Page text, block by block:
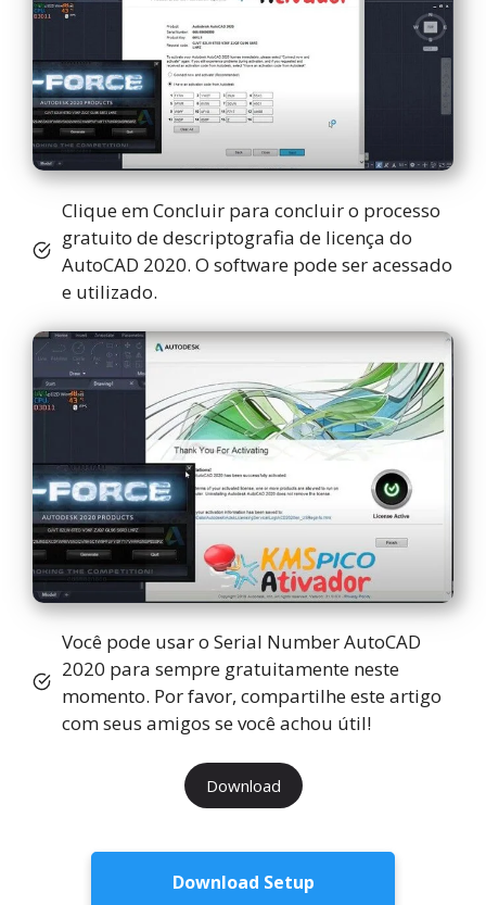
Clique em Concluir para concluir o processo
gratuito de descriptografia de licença do
AutoCAD 2020. O software pode ser acessado
e utilizado.
Você pode usar o Serial Number AutoCAD
2020 para sempre gratuitamente neste
momento. Por favor, compartilhe este artigo
com seus amigos se você achou útil!
Download
Download Setup